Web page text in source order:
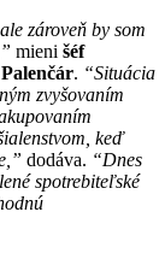
zároveň by som
mieni šéf
. “Situácia
zvyšovaním
keď
dodáva. “Dnes
spotrebiteľské